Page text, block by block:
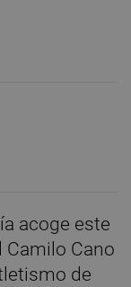
acoge este
Camilo Cano
de